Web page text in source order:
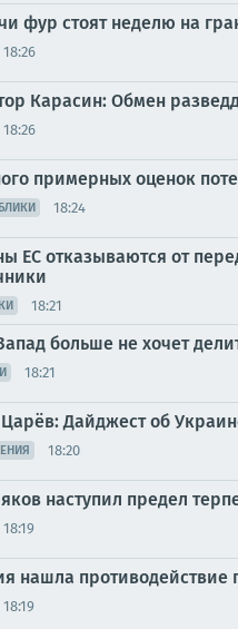
фур стоят неделю на
18:26
Карасин: Обмен
18:26
примерных оценок
18:24
ЕС отказываются от
18:21
больше не хочет
18:21
Дайджест об
18:20
наступил предел
18:19
нашла
18:19